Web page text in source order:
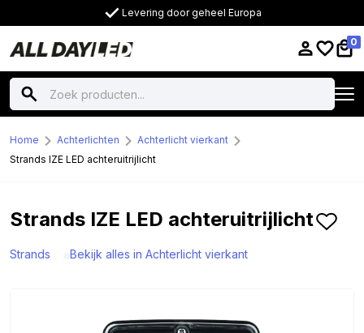
Levering door geheel Europa
0
Home Achterlichten
Achterlicht vierkant
Strands IZE LED achteruitrijlicht
Strands IZE LED achteruitrijlicht
Strands Bekijk alles in Achterlicht vierkant